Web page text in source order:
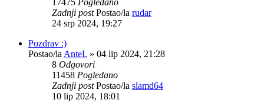
Zadnji postPostao/la rudar
24 srp 2024, 19:27
Pozdrav :)
Postao/la AnteL » 04 lip 2024, 21:28
8 Odgovori
11458 Pogledano
Zadnji postPostao/la slamd64
10 lip 2024, 18:01